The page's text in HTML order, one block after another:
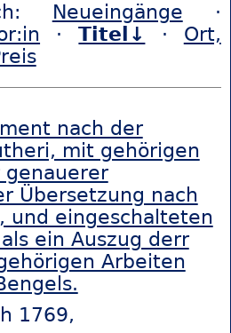
Neueingänge ·
·Titel↓ · Ort,
nach der
mit gehörigen
Übersetzung nach
und eingeschalteten
ein Auszug derr
Arbeiten
1769,